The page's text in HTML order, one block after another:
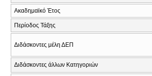
Ακαδημαϊκό Έτος
Περίοδος Τάξης
Διδάσκοντες μέλη ΔΕΠ
Διδάσκοντες άλλων Κατηγοριών